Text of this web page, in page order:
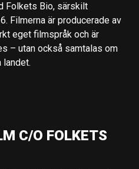
Folkets Bio, särskilt
Filmerna är producerade av
eget filmspråk och är
– utan också samtalas om
landet.
C/O FOLKETS